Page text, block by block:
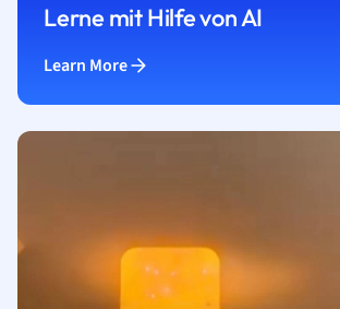
Lerne mit Hilfe von AI
Learn More